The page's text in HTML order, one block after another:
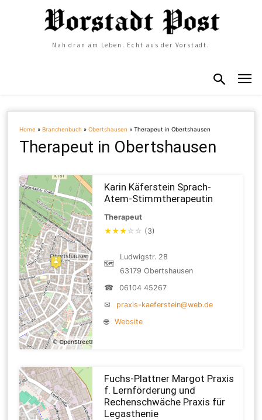
Nah dran am Leben. Echt aus der Vorstadt.
Home »Branchenbuch »Obertshausen »Therapeut in Obertshausen
Therapeut in Obertshausen
Karin Käferstein Sprach-
Atem-Stimmtherapeutin
Therapeut
★★★ ☆ ☆ (3)
🗺
Ludwigstr. 28
63179 Obertshausen
☎
06104 45267
✉
praxis-kaeferstein@web.de
🌐
Website
Fuchs-Plattner Margot Praxis
f. Lernförderung und
Rechenschwäche Praxis für
Legasthenie